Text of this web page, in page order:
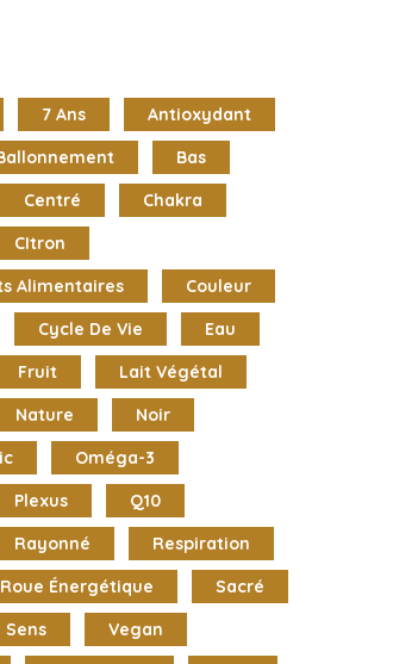
7 Ans
Antioxydant
Bas
Centré
Chakra
CItron
Alimentaires
Couleur
Cycle De Vie
Eau
Fruit
Lait Végétal
Nature
Noir
Oméga-3
Plexus
Q10
Rayonné
Respiration
Roue Énergétique
Sacré
Sens
Vegan